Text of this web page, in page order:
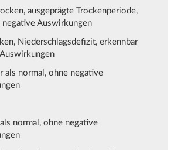
ausgeprägte Trockenperiode,
Auswirkungen
Niederschlagsdefizit, erkennbar
als normal, ohne negative
normal, ohne negative